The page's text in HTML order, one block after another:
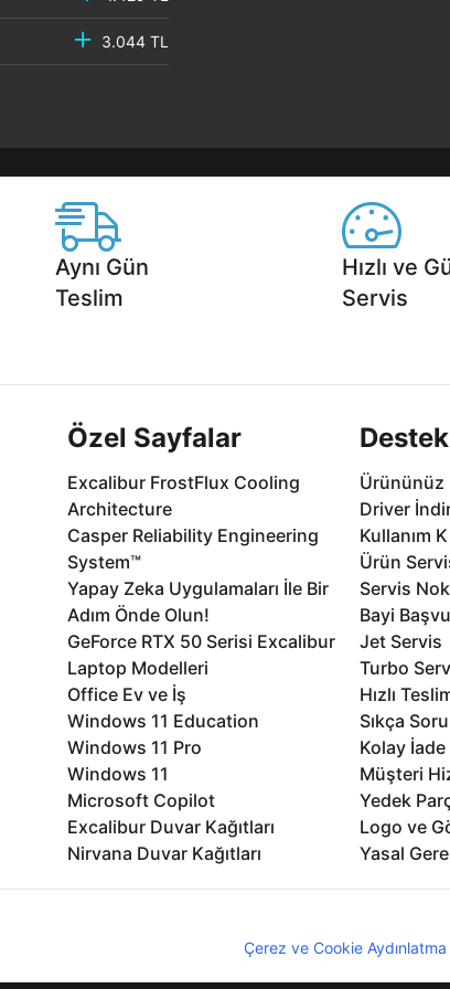
3.044 TL
Aynı Gün
Teslim
Hızlı ve
Servis
Özel Sayfalar
Excalibur FrostFlux Cooling
Architecture
Casper Reliability Engineering
System™
Yapay Zeka Uygulamaları İle Bir
Adım Önde Olun!
GeForce RTX 50 Serisi Excalibur
Laptop Modelleri
Office Ev ve İş
Windows 11 Education
Windows 11 Pro
Windows 11
Microsoft Copilot
Excalibur Duvar Kağıtları
Nirvana Duvar Kağıtları
Destek
Ürününüz
Driver
Kullanım
Ürün
Servis
Bayi
Jet Servis
Turbo
Hızlı
Sıkça
Kolay İade
Müşteri
Yedek
Logo ve
Yasal
Çerez ve Cookie